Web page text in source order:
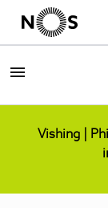
Vishing |